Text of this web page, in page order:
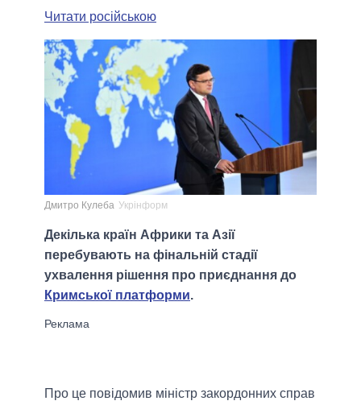
Читати російською
Дмитро Кулеба Укрінформ
Декілька країн Африки та Азії
перебувають на фінальній стадії
ухвалення рішення про приєднання до
Кримської платформи.
Про це повідомив міністр закордонних справ